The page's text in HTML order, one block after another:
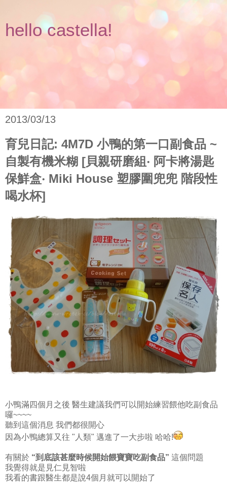
hello castella!
2013/03/13
育兒日記: 4M7D 小鴨的第一口副食品 ~
自製有機米糊 [貝親研磨組‧ 阿卡將湯匙
保鮮盒‧ Miki House 塑膠圍兜兜 階段性
喝水杯]
小鴨滿四個月之後 醫生建議我們可以開始練習餵他吃副食品
囉~~~~
聽到這個消息 我們都很開心
因為小鴨總算又往 "人類" 邁進了一大步啦 哈哈!
有關於 “到底該甚麼時候開始餵寶寶吃副食品” 這個問題
我覺得就是見仁見智啦
我看的書跟醫生都是說4個月就可以開始了